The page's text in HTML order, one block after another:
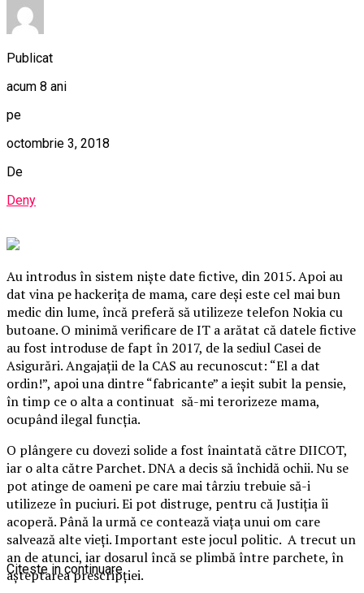
Publicat
acum 8 ani
pe
octombrie 3, 2018
De
Deny
Au introdus în sistem nişte date fictive, din 2015. Apoi au
dat vina pe hackeriţa de mama, care deşi este cel mai bun
medic din lume, încă preferă să utilizeze telefon Nokia cu
butoane. O minimă verificare de IT a arătat că datele fictive
au fost introduse de fapt în 2017, de la sediul Casei de
Asigurări. Angajaţii de la CAS au recunoscut: “El a dat
ordin!”, apoi una dintre “fabricante” a ieşit subit la pensie,
în timp ce o alta a continuat să-mi terorizeze mama,
ocupând ilegal funcţia.
O plângere cu dovezi solide a fost înaintată către DIICOT,
iar o alta către Parchet. DNA a decis să închidă ochii. Nu se
pot atinge de oameni pe care mai târziu trebuie să-i
utilizeze în puciuri. Ei pot distruge, pentru că Justiţia îi
acoperă. Până la urmă ce contează viaţa unui om care
salvează alte vieţi. Important este jocul politic. A trecut un
an de atunci, iar dosarul încă se plimbă între parchete, în
aşteptarea prescripţiei.
Citeste in continuare